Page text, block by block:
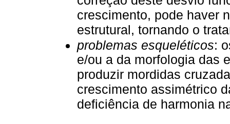
crescimento, pode haver
estrutural, tornando o
problemas esqueléticos:
e/ou a da morfologia das
produzir mordidas
crescimento assimétrico
deficiência de harmonia